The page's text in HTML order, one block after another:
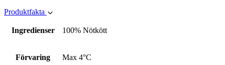
Produktfakta
Ingredienser 100% Nötkött
Förvaring Max 4°C